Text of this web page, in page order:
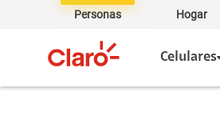
Personas Hogar
Celulares